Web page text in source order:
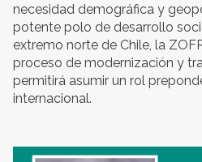
necesidad demográfica y
potente polo de desarrollo
extremo norte de Chile, la
proceso de modernización y
permitirá asumir un rol
internacional.